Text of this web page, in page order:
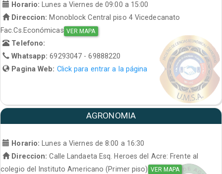
Horario: Lunes a Viernes de 09:00 a 15:00
Direccion: Monoblock Central piso 4 Vicedecanato
Fac.Cs.Económicas VER MAPA
Telefono:
Whatsapp:69293047 - 69888220
Pagina Web: Click para entrar a la página
AGRONOMIA
Horario:
Lunes a Viernes de 8:00 a 16:30
Direccion: Calle Landaeta Esq. Heroes del Acre: Frente al
colegio del Instituto Americano (Primer piso) VER MAPA